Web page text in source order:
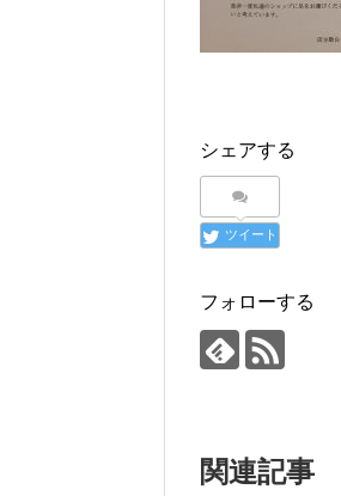
シェアする
ツイート
フォローする
関連記事